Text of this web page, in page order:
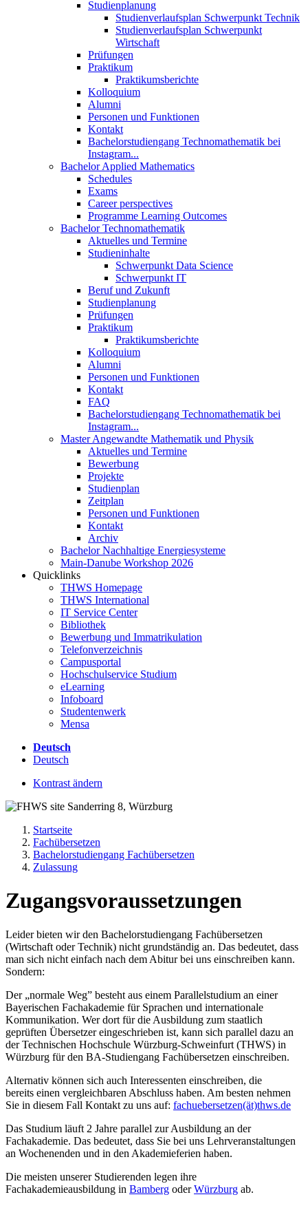
Studienplanung
Studienverlaufsplan Schwerpunkt Technik
Studienverlaufsplan Schwerpunkt
Wirtschaft
Prüfungen
Praktikum
Praktikumsberichte
Kolloquium
Alumni
Personen und Funktionen
Kontakt
Bachelorstudiengang Technomathematik bei
Instagram...
Bachelor Applied Mathematics
Schedules
Exams
Career perspectives
Programme Learning Outcomes
Bachelor Technomathematik
Aktuelles und Termine
Studieninhalte
Schwerpunkt Data Science
Schwerpunkt IT
Beruf und Zukunft
Studienplanung
Prüfungen
Praktikum
Praktikumsberichte
Kolloquium
Alumni
Personen und Funktionen
Kontakt
FAQ
Bachelorstudiengang Technomathematik bei
Instagram...
Master Angewandte Mathematik und Physik
Aktuelles und Termine
Bewerbung
Projekte
Studienplan
Zeitplan
Personen und Funktionen
Kontakt
Archiv
Bachelor Nachhaltige Energiesysteme
Main-Danube Workshop 2026
Quicklinks
THWS Homepage
THWS International
IT Service Center
Bibliothek
Bewerbung und Immatrikulation
Telefonverzeichnis
Campusportal
Hochschulservice Studium
eLearning
Infoboard
Studentenwerk
Mensa
Deutsch
Deutsch
Kontrast ändern
Startseite
Fachübersetzen
Bachelorstudiengang Fachübersetzen
Zulassung
Zugangsvoraussetzungen
Leider bieten wir den Bachelorstudiengang Fachübersetzen
(Wirtschaft oder Technik) nicht grundständig an. Das bedeutet, dass
man sich nicht einfach nach dem Abitur bei uns einschreiben kann.
Sondern:
Der „normale Weg” besteht aus einem Parallelstudium an einer
Bayerischen Fachakademie für Sprachen und internationale
Kommunikation. Wer dort für die Ausbildung zum staatlich
geprüften Übersetzer eingeschrieben ist, kann sich parallel dazu an
der Technischen Hochschule Würzburg-Schweinfurt (THWS) in
Würzburg für den BA-Studiengang Fachübersetzen einschreiben.
Alternativ können sich auch Interessenten einschreiben, die
bereits einen vergleichbaren Abschluss haben. Am besten nehmen
Sie in diesem Fall Kontakt zu uns auf: fachuebersetzen(ät)thws.de
Das Studium läuft 2 Jahre parallel zur Ausbildung an der
Fachakademie. Das bedeutet, dass Sie bei uns Lehrveranstaltungen
an Wochenenden und in den Akademieferien haben.
Die meisten unserer Studierenden legen ihre
Fachakademieausbildung in Bamberg oderWürzburg ab.